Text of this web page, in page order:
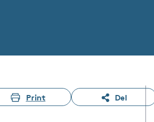
Print Del